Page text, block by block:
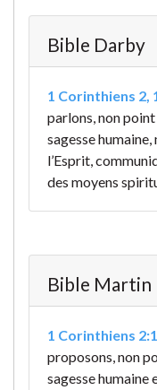
Bible Darby
1 Corinthiens 2,
parlons, non
sagesse
l’Esprit,
des moyens
Bible Martin
1 Corinthiens
proposons, non
sagesse humaine